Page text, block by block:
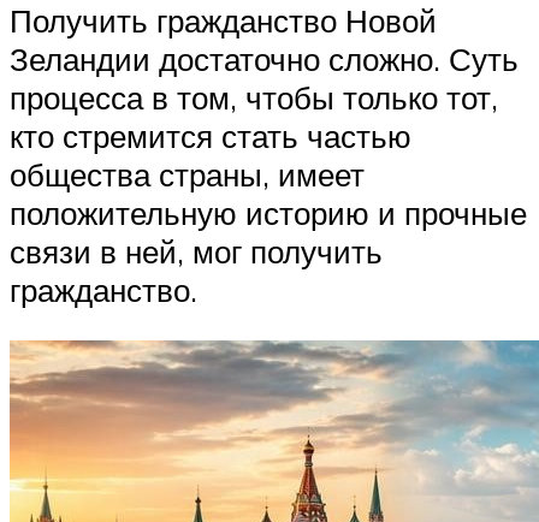
Получить гражданство Новой
Зеландии достаточно сложно. Суть
процесса в том, чтобы только тот,
кто стремится стать частью
общества страны, имеет
положительную историю и прочные
связи в ней, мог получить
гражданство.